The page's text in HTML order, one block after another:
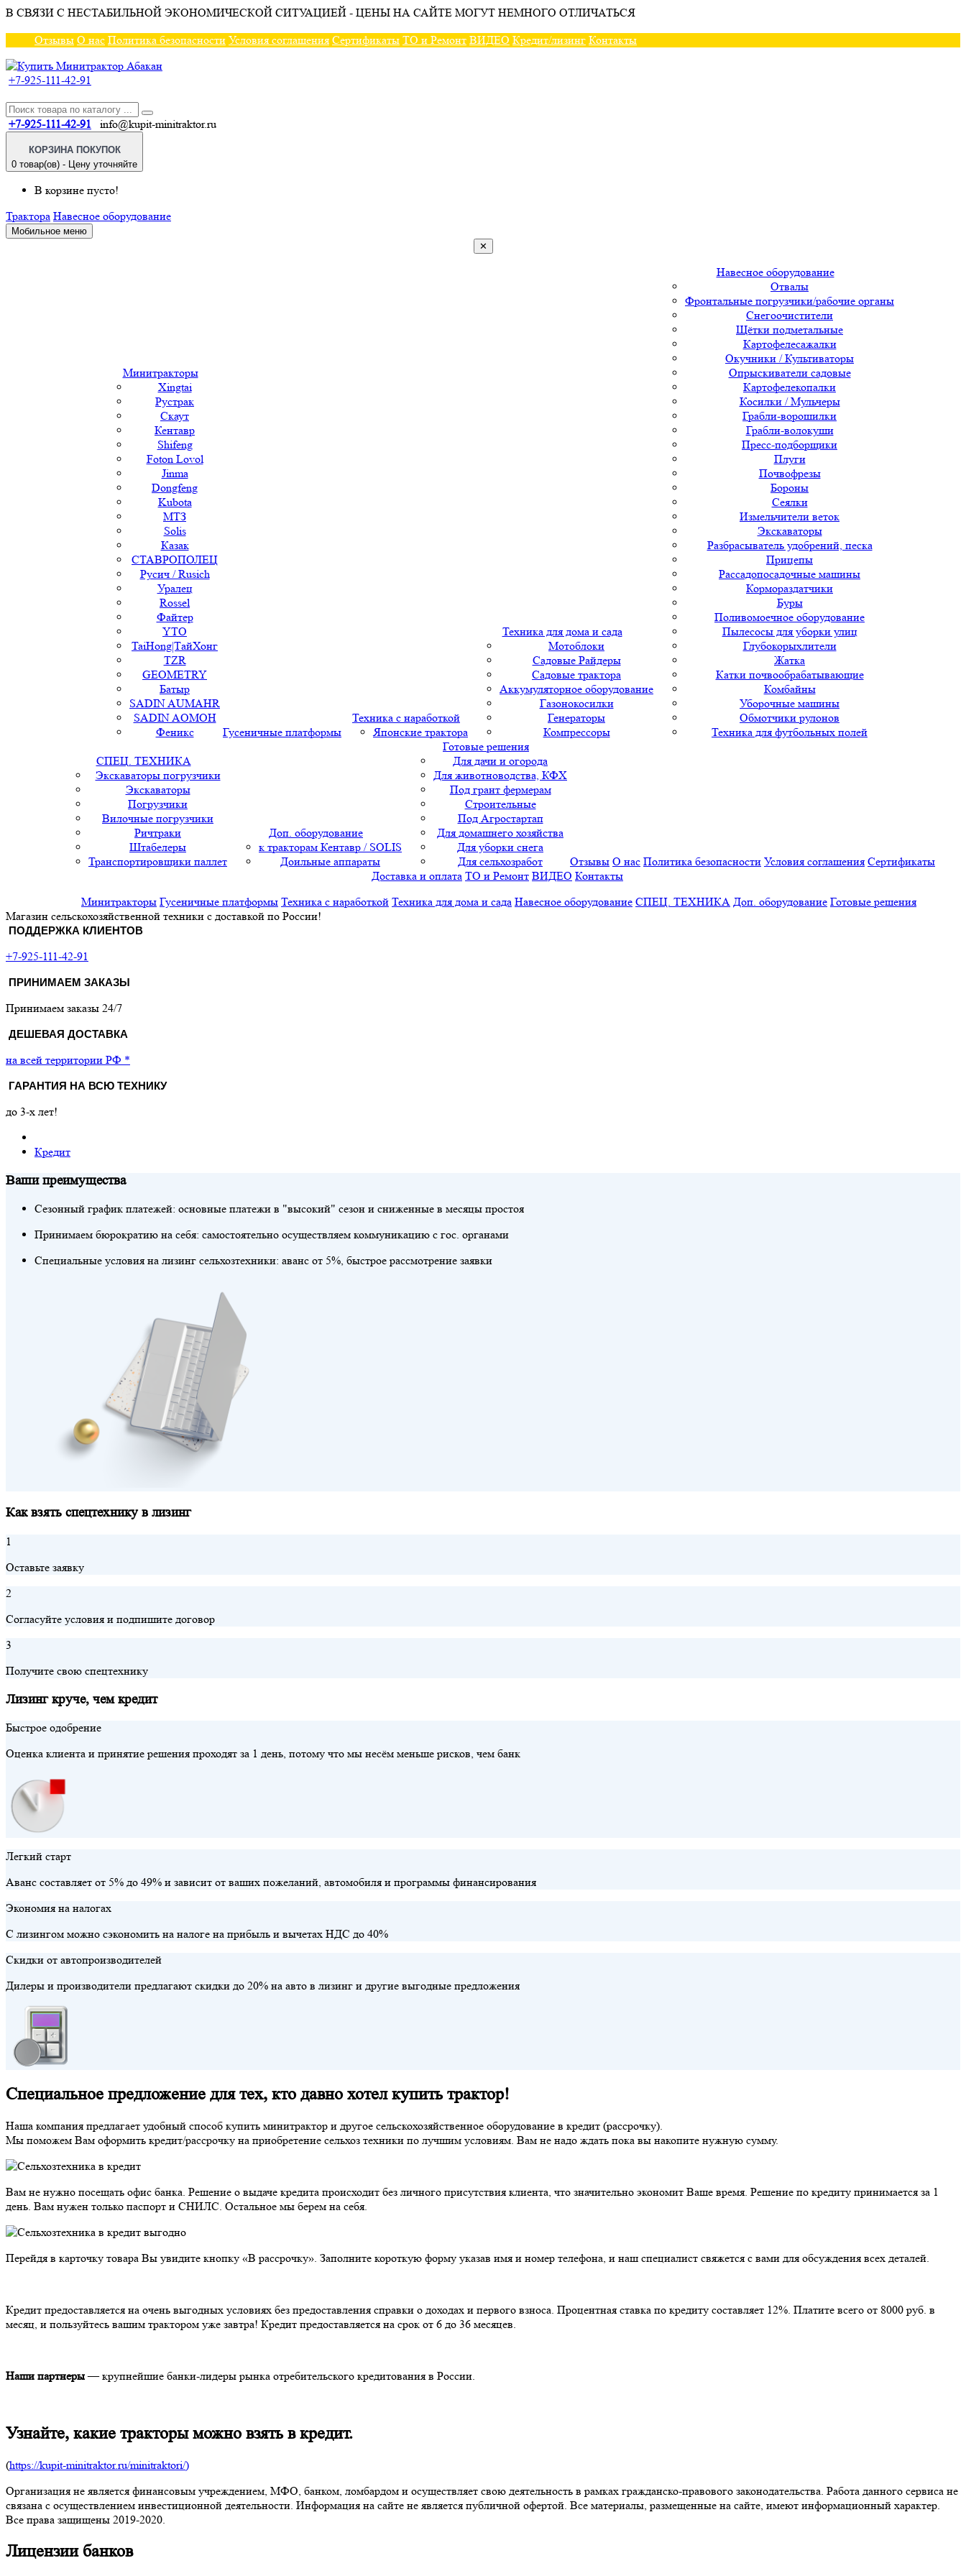
В СВЯЗИ С НЕСТАБИЛЬНОЙ ЭКОНОМИЧЕСКОЙ СИТУАЦИЕЙ - ЦЕНЫ НА САЙТЕ МОГУТ НЕМНОГО ОТЛИЧАТЬСЯ
Отзывы О нас Политика безопасности Условия соглашения Сертификаты ТО и Ремонт ВИДЕО Кредит/лизинг Контакты
+7-925-111-42-91
+7-925-111-42-91 info@kupit-minitraktor.ru
КОРЗИНА ПОКУПОК
0 товар(ов) - Цену уточняйте
В корзине пусто!
Трактора Навесное оборудование
Мобильное меню
✕
Минитракторы
Xingtai
Рустрак
Скаут
Кентавр
Shifeng
Foton Lovol
Jinma
Dongfeng
Kubota
МТЗ
Solis
Казак
СТАВРОПОЛЕЦ
Русич / Rusich
Уралец
Rossel
Файтер
YTO
TaiHong|ТайХонг
TZR
GEOMETRY
Батыр
SADIN AUMAHR
SADIN AOMOH
Феникс
Гусеничные платформы
Техника с наработкой
Японские трактора
Техника для дома и сада
Мотоблоки
Садовые Райдеры
Садовые трактора
Аккумуляторное оборудование
Газонокосилки
Генераторы
Компрессоры
Навесное оборудование
Отвалы
Фронтальные погрузчики/рабочие органы
Снегоочистители
Щётки подметальные
Картофелесажалки
Окучники / Культиваторы
Опрыскиватели садовые
Картофелекопалки
Косилки / Мульчеры
Грабли-ворошилки
Грабли-волокуши
Пресс-подборщики
Плуги
Почвофрезы
Бороны
Сеялки
Измельчители веток
Экскаваторы
Разбрасыватель удобрений, песка
Прицепы
Рассадопосадочные машины
Кормораздатчики
Буры
Поливомоечное оборудование
Пылесосы для уборки улиц
Глубокорыхлители
Жатка
Катки почвообрабатывающие
Комбайны
Уборочные машины
Обмотчики рулонов
Техника для футбольных полей
СПЕЦ. ТЕХНИКА
Экскаваторы погрузчики
Экскаваторы
Погрузчики
Вилочные погрузчики
Ричтраки
Штабелеры
Транспортировщики паллет
Доп. оборудование
к тракторам Кентавр / SOLIS
Доильные аппараты
Готовые решения
Для дачи и огорода
Для животноводства, КФХ
Под грант фермерам
Строительные
Под Агростартап
Для домашнего хозяйства
Для уборки снега
Для сельхозработ
Отзывы О нас Политика безопасности Условия соглашения Сертификаты
Доставка и оплата ТО и Ремонт ВИДЕО Контакты
Минитракторы Гусеничные платформы Техника с наработкой Техника для дома и сада Навесное оборудование СПЕЦ. ТЕХНИКА Доп. оборудование Готовые решения
Магазин сельскохозяйственной техники с доставкой по России!
ПОДДЕРЖКА КЛИЕНТОВ
+7-925-111-42-91
ПРИНИМАЕМ ЗАКАЗЫ
Принимаем заказы 24/7
ДЕШЕВАЯ ДОСТАВКА
на всей территории РФ *
ГАРАНТИЯ НА ВСЮ ТЕХНИКУ
до 3-х лет!
Кредит
Ваши преимущества
Сезонный график платежей: основные платежи в "высокий" сезон и сниженные в месяцы простоя
Принимаем бюрократию на себя: самостоятельно осуществляем коммуникацию с гос. органами
Специальные условия на лизинг сельхозтехники: аванс от 5%, быстрое рассмотрение заявки
Как взять спецтехнику в лизинг
1
Оставьте заявку
2
Согласуйте условия и подпишите договор
3
Получите свою спецтехнику
Лизинг круче, чем кредит
Быстрое одобрение
Оценка клиента и принятие решения проходят за 1 день, потому что мы несём меньше рисков, чем банк
Легкий старт
Аванс составляет от 5% до 49% и зависит от ваших пожеланий, автомобиля и программы финансирования
Экономия на налогах
С лизингом можно сэкономить на налоге на прибыль и вычетах НДС до 40%
Скидки от автопроизводителей
Дилеры и производители предлагают скидки до 20% на авто в лизинг и другие выгодные предложения
Специальное предложение для тех, кто давно хотел купить трактор!
Наша компания предлагает удобный способ купить минитрактор и другое сельскохозяйственное оборудование в кредит (рассрочку).
Мы поможем Вам оформить кредит/рассрочку на приобретение сельхоз техники по лучшим условиям. Вам не надо ждать пока вы накопите нужную сумму.
Вам не нужно посещать офис банка. Решение о выдаче кредита происходит без личного присутствия клиента, что значительно экономит Ваше время. Решение по кредиту принимается за 1
день. Вам нужен только паспорт и СНИЛС. Остальное мы берем на себя.
Перейдя в карточку товара Вы увидите кнопку «В рассрочку». Заполните короткую форму указав имя и номер телефона, и наш специалист свяжется с вами для обсуждения всех деталей.
Кредит предоставляется на очень выгодных условиях без предоставления справки о доходах и первого взноса. Процентная ставка по кредиту составляет 12%. Платите всего от 8000 руб. в
месяц, и пользуйтесь вашим трактором уже завтра! Кредит предоставляется на срок от 6 до 36 месяцев.
Наши партнеры— крупнейшие банки-лидеры рынка отребительского кредитования в России.
Узнайте, какие тракторы можно взять в кредит.
(https://kupit-minitraktor.ru/minitraktori/)
Организация не является финансовым учреждением, МФО, банком, ломбардом и осуществляет свою деятельность в рамках гражданско-правового законодательства. Работа данного сервиса не
связана с осуществлением инвестиционной деятельности. Информация на сайте не является публичной офертой. Все материалы, размещенные на сайте, имеют информационный характер.
Все права защищены 2019-2020.
Лицензии банков